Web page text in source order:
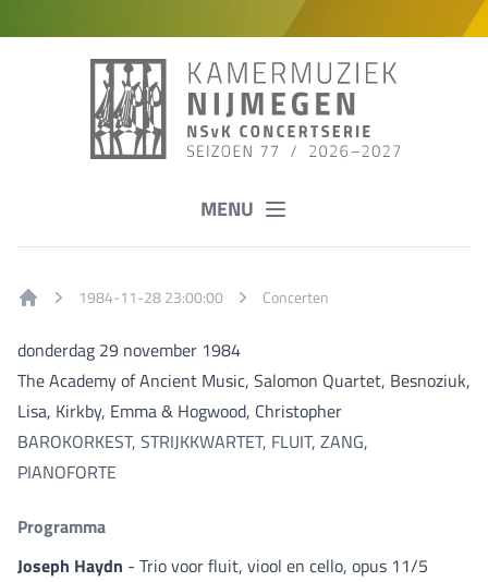
MENU
1984-11-28 23:00:00 Concerten
donderdag 29 november 1984
The Academy of Ancient Music, Salomon Quartet, Besnoziuk,
Lisa, Kirkby, Emma & Hogwood, Christopher
BAROKORKEST, STRIJKKWARTET, FLUIT, ZANG,
PIANOFORTE
Programma
Joseph Haydn - Trio voor fluit, viool en cello, opus 11/5